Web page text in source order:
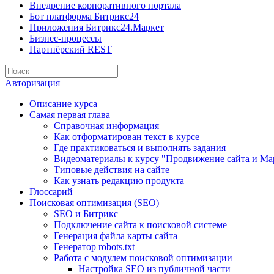
Внедрение корпоративного портала
Бот платформа Битрикс24
Приложения Битрикс24.Маркет
Бизнес-процессы
Партнёрский REST
Авторизация
Описание курса
Самая первая глава
Справочная информация
Как отформатирован текст в курсе
Где практиковаться и выполнять задания
Видеоматериалы к курсу "Продвижение сайта и
Типовые действия на сайте
Как узнать редакцию продукта
Глоссарий
Поисковая оптимизация (SEO)
SEO и Битрикс
Подключение сайта к поисковой системе
Генерация файла карты сайта
Генератор robots.txt
Работа с модулем поисковой оптимизации
Настройка SEO из публичной части